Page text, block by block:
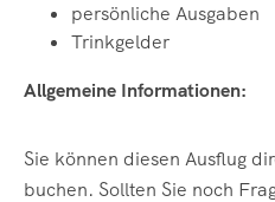
persönliche Ausgaben
Trinkgelder
Allgemeine Informationen:
Sie können diesen Ausflug
buchen. Sollten Sie noch